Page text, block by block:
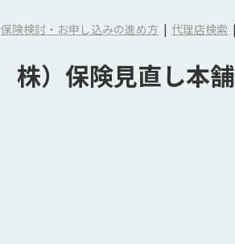
保険検討・お申し込みの進め方 代理店検索
株）保険見直し本舗